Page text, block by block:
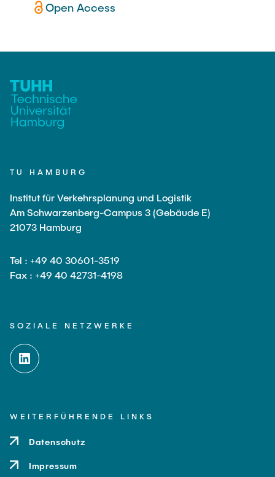
Open Access
TU HAMBURG
Institut für Verkehrsplanung und Logistik
Am Schwarzenberg-Campus 3 (Gebäude E)
21073 Hamburg
Tel : +49 40 30601-3519
Fax : +49 40 42731-4198
SOZIALE NETZWERKE
WEITERFÜHRENDE LINKS
Datenschutz
Impressum